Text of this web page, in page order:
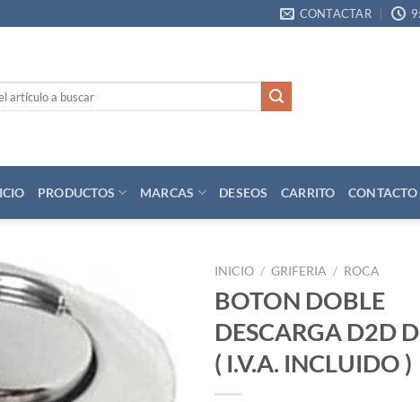
CONTACTAR
PRODUCTOS MARCAS DESEOS CARRITO CONTACTO
a la
lista
INICIO / GRIFERIA / ROCA
BOTON DOBLE
DESCARGA D2D
( I.V.A. INCLUIDO )